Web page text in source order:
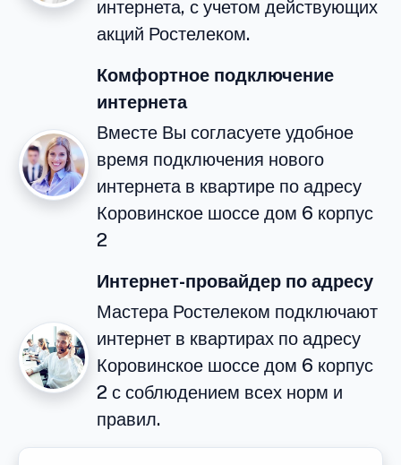
интернета, с учетом действующих
акций Ростелеком.
Комфортное подключение
интернета
Вместе Вы согласуете удобное
время подключения нового
интернета в квартире по адресу
Коровинское шоссе дом 6 корпус
2
Интернет-провайдер по адресу
Мастера Ростелеком подключают
интернет в квартирах по адресу
Коровинское шоссе дом 6 корпус
2 с соблюдением всех норм и
правил.